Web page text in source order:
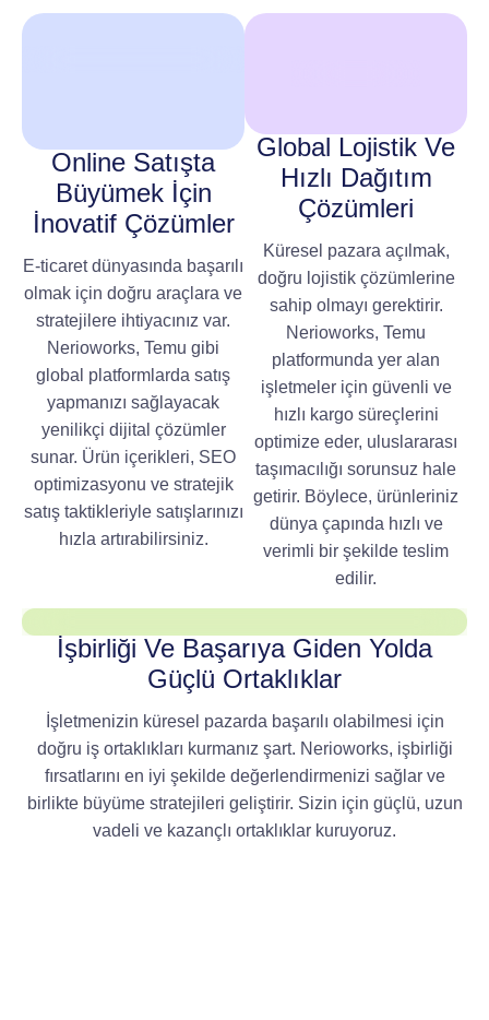
Online Satışta
Büyümek İçin
İnovatif Çözümler
E-ticaret dünyasında başarılı
olmak için doğru araçlara ve
stratejilere ihtiyacınız var.
Nerioworks, Temu gibi
global platformlarda satış
yapmanızı sağlayacak
yenilikçi dijital çözümler
sunar. Ürün içerikleri, SEO
optimizasyonu ve stratejik
satış taktikleriyle satışlarınızı
hızla artırabilirsiniz.
Global Lojistik Ve
Hızlı Dağıtım
Çözümleri
Küresel pazara açılmak,
doğru lojistik çözümlerine
sahip olmayı gerektirir.
Nerioworks, Temu
platformunda yer alan
işletmeler için güvenli ve
hızlı kargo süreçlerini
optimize eder, uluslararası
taşımacılığı sorunsuz hale
getirir. Böylece, ürünleriniz
dünya çapında hızlı ve
verimli bir şekilde teslim
edilir.
İşbirliği Ve Başarıya Giden Yolda
Güçlü Ortaklıklar
İşletmenizin küresel pazarda başarılı olabilmesi için
doğru iş ortaklıkları kurmanız şart. Nerioworks, işbirliği
fırsatlarını en iyi şekilde değerlendirmenizi sağlar ve
birlikte büyüme stratejileri geliştirir. Sizin için güçlü, uzun
vadeli ve kazançlı ortaklıklar kuruyoruz.